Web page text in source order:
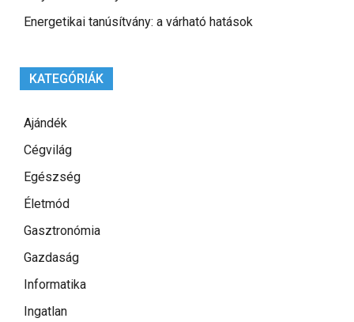
Energetikai tanúsítvány: a várható hatások
KATEGÓRIÁK
Ajándék
Cégvilág
Egészség
Életmód
Gasztronómia
Gazdaság
Informatika
Ingatlan